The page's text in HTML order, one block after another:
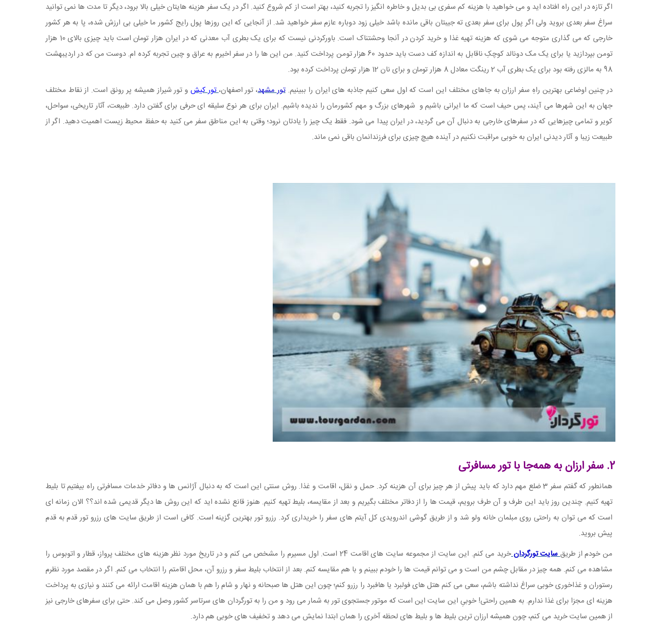
اگر تازه در این راه افتاده اید و می خواهید با هزینه کم سفری بی بدیل و خاطره انگیز را تجربه کنید، بهتر است از کم شروع کنید. اگر در یک سفر هزینه هایتان خیلی بالا برود، دیگر تا مدت ها نمی توانید
سراغ سفر بعدی بروید ولی اگر پول برای سفر بعدی ته جیبتان باقی مانده باشد خیلی زود دوباره عازم سفر خواهید شد. از آنجایی که این روزها پول رایج کشور ما خیلی بی ارزش شده، پا به هر کشور
خارجی که می گذاری متوجه می شوی که هزینه تهیه غذا و خرید کردن در آنجا وحشتناک است. باورکردنی نیست که برای یک بطری آب معدنی که در ایران هزار تومان است باید چیزی بالای 10 هزار
تومن بپردازید یا برای یک مک دونالد کوچکِ ناقابل به اندازه کف دست باید حدود 60 هزار تومن پرداخت کنید. من این ها را در سفر اخیرم به عراق و چین تجربه کرده ام. دوست من که در اردیبهشت
98 به مالزی رفته بود برای یک بطری آب 2 رینگت معادل 8 هزار تومان و برای نان 12 هزار تومان پرداخت کرده بود.
در چنین اوضاعی بهترین راهِ سفر ارزان به جاهای مختلف این است که اول سعی کنیم جاذبه های ایران را ببینیم.تور مشهد، تور اصفهان،تور کیش و تور شیراز همیشه پر رونق است. از نقاط مختلف
جهان به این شهرها می آیند، پس حیف است که ما ایرانی باشیم و شهرهای بزرگ و مهم کشورمان را ندیده باشیم. ایران برای هر نوع سلیقه ای حرفی برای گفتن دارد. طبیعت، آثار تاریخی، سواحل،
کویر و تمامی چیزهایی که در سفرهای خارجی به دنبال آن می گردید، در ایران پیدا می شود. فقط یک چیز را یادتان نرود؛ وقتی به این مناطق سفر می کنید به حفظ محیط زیست اهمیت دهید. اگر از
طبیعت زیبا و آثار دیدنی ایران به خوبی مراقبت نکنیم در آینده هیچ چیزی برای فرزندانمان باقی نمی ماند.
2. سفر ارزان به همه‌جا با تور مسافرتی
همانطور که گفتم سفر 3 ضلع مهم دارد که باید پیش از هر چیز برای آن هزینه کرد. حمل و نقل، اقامت و غذا. روش سنتی این است که به دنبال آژانس ها و دفاتر خدمات مسافرتی راه بیفتیم تا بلیط
تهیه کنیم. چندین روز باید این طرف و آن طرف برویم، قیمت ها را از دفاتر مختلف بگیریم و بعد از مقایسه، بلیط تهیه کنیم. هنوز قانع نشده اید که این روش ها دیگر قدیمی شده اند؟؟ الان زمانه ای
است که می توان به راحتی روی مبلمان خانه ولو شد و از طریق گوشی اندرویدی کل آیتم های سفر را خریداری کرد. رزرو تور بهترین گزینه است. کافی است از طریق سایت های رزرو تور قدم به قدم
پیش بروید.
من خودم از طریقسایت تورگردان
خرید می کنم. این سایت از مجموعه سایت های اقامت 24 است. اول مسیرم را مشخص می کنم و در تاریخ مورد نظر هزینه های مختلف پرواز، قطار و اتوبوس را
مشاهده می کنم. همه چیز در مقابل چشم من است و می توانم قیمت ها را خودم ببینم و با هم مقایسه کنم. بعد از انتخاب بلیط سفر و رزرو آن، محل اقامتم را انتخاب می کنم. اگر در مقصد مورد نظرم
رستوران و غذاخوری خوبی سراغ نداشته باشم، سعی می کنم هتل های فولبرد یا هافبرد را رزرو کنم؛ چون این هتل ها صبحانه و نهار و شام را هم با همان هزینه اقامت ارائه می کنند و نیازی به پرداخت
هزینه ای مجزا برای غذا ندارم. به همین راحتی! خوبیِ این سایت این است که موتور جستجوی تور به شمار می رود و من را به تورگردان های سرتاسر کشور وصل می کند. حتی برای سفرهای خارجی نیز
از همین سایت خرید می کنم، چون همیشه ارزان ترین بلیط ها و بلیط های لحظه آخری را همان ابتدا نمایش می دهد و تخفیف های خوبی هم دارد.